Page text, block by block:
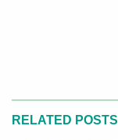
RELATED POSTS